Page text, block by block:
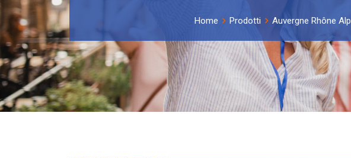
Home Prodotti Auvergne Rhône